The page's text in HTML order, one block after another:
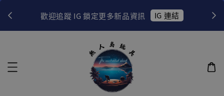
EZWAY 使用教學 連結 當